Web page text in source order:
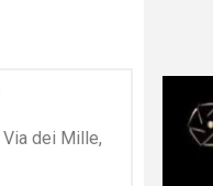
dei Mille,